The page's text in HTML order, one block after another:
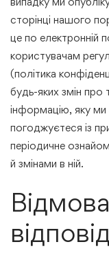
сторінці нашого
це по електронній
користувачам
(політика
будь-яких змін
інформацію, яку
погоджуєтеся із
періодичне
й змінами в ній.